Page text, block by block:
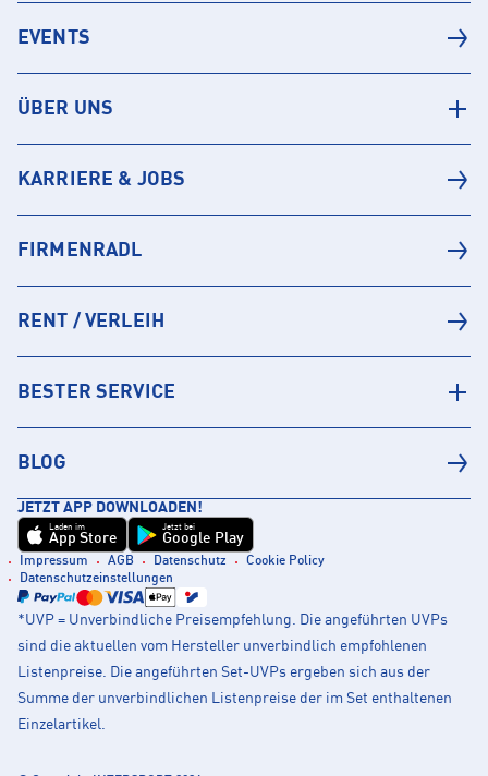
EVENTS
ÜBER UNS
KARRIERE & JOBS
FIRMENRADL
RENT / VERLEIH
BESTER SERVICE
BLOG
JETZT APP DOWNLOADEN!
Laden im
App Store
Jetzt bei
Google Play
Impressum AGB Datenschutz
Cookie Policy
Datenschutzeinstellungen
*UVP = Unverbindliche Preisempfehlung. Die angeführten UVPs
sind die aktuellen vom Hersteller unverbindlich empfohlenen
Listenpreise. Die angeführten Set-UVPs ergeben sich aus der
Summe der unverbindlichen Listenpreise der im Set enthaltenen
Einzelartikel.